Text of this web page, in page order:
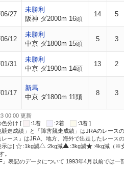
27
未勝利
阪神 ダ2000m 16頭
14 5
12
未勝利
中京 ダ1800m 15頭
5 3
31
未勝利
中京 ダ1900m 14頭
13 2
17
新馬
中京 ダ1800m 11頭
8 3
00:00 更新
分け [
:1着 :2着
:3着 ]
走成績」と「障害競走成績」はJRAのレースの
ース」はJRA、地方、海外で出走したレースの
は[
:1kg減 :2kg減 :3kg減 :4kg減（※
。
表記のデータについて 1993年4月以前では一